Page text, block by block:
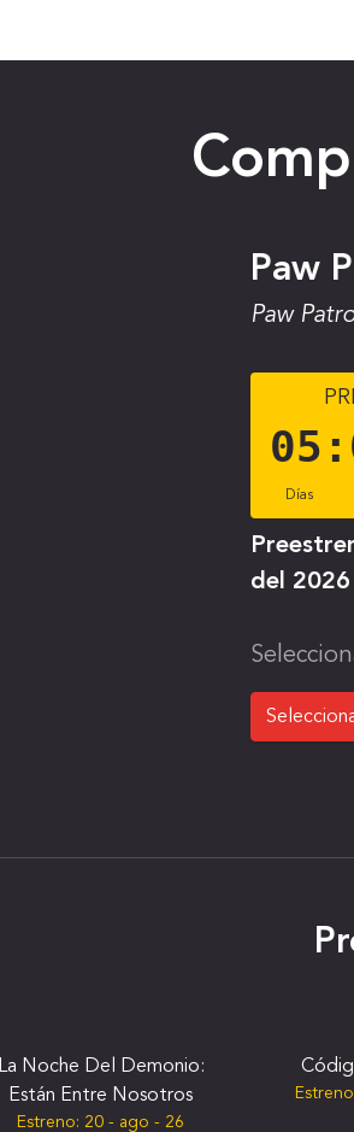
Paw
Paw
05 :
Días
del 2026
La Noche Del Demonio:
Están Entre Nosotros
Estreno: 20 - ago - 26